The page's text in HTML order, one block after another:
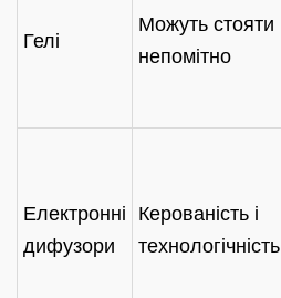
Гелі
Можуть стояти
непомітно
Електронні
дифузори
Керованість і
технологічність